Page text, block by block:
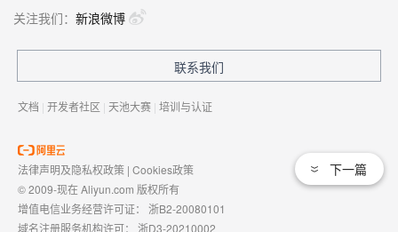
下一篇
关注我们： 新浪微博
联系我们
文档 | 开发者社区 | 天池大赛 | 培训与认证
法律声明及隐私权政策 | Cookies政策
© 2009-现在 Aliyun.com 版权所有
增值电信业务经营许可证： 浙B2-20080101
域名注册服务机构许可： 浙D3-20210002